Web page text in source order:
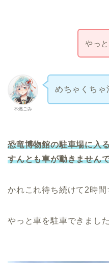
やっ
不燃ごみ
めちゃくちゃ
恐竜博物館の駐車場に入
すんとも車が動きません
かれこれ待ち続けて2時間
やっと車を駐車できました